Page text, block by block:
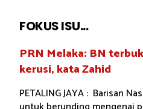
FOKUS ISU...
PRN Melaka: BN
kerusi, kata Zahid
PETALING JAYA : Barisan